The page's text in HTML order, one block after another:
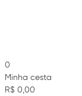
0
Minha cesta
R$ 0,00